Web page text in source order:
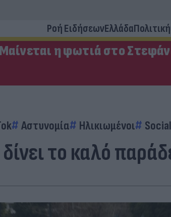
Ροή ΕιδήσεωνΕλλάδαΠολιτική
Μαίνεται η φωτιά στο
Αστυνομία Ηλικιωμένοι
το καλό